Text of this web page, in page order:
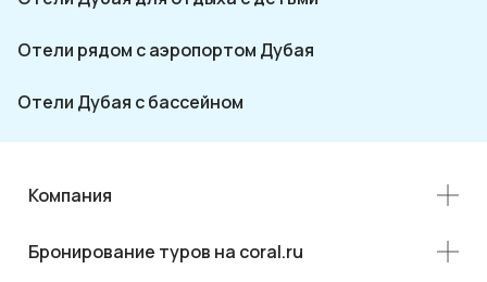
Отели рядом с аэропортом Дубая
Отели Дубая с бассейном
Компания
Бронирование туров на coral.ru